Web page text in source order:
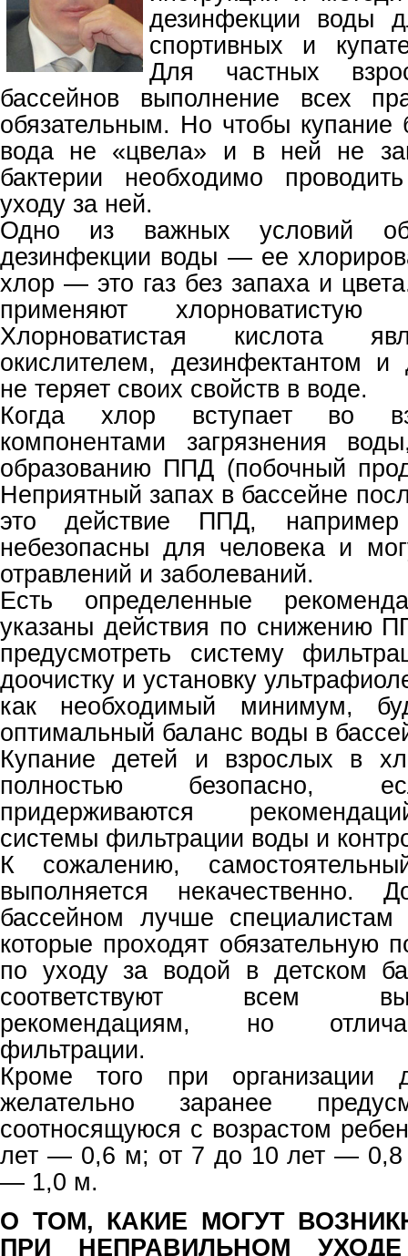
дезинфекции воды
спортивных и
Для частных
бассейнов выполнение всех
обязательным. Но чтобы
вода не «цвела» и в ней не
бактерии необходимо
уходу за ней.
Одно из важных условий
дезинфекции воды — ее
хлор — это газ без запаха и
применяют хлорноватистую
Хлорноватистая кислота
окислителем, дезинфектантом и
не теряет своих свойств в воде.
Когда хлор вступает во
компонентами загрязнения
образованию ППД (побочный
Неприятный запах в бассейне
это действие ППД,
небезопасны для человека и
отравлений и заболеваний.
Есть определенные
указаны действия по снижению
предусмотреть систему
доочистку и установку
как необходимый минимум,
оптимальный баланс воды в
Купание детей и взрослых в
полностью безопасно,
придерживаются
системы фильтрации воды и
К сожалению,
выполняется некачественно.
бассейном лучше
которые проходят обязательную
по уходу за водой в детском
соответствуют всем
рекомендациям, но
фильтрации.
Кроме того при организации
желательно заранее
соотносящуюся с возрастом
лет — 0,6 м; от 7 до 10 лет — 0,8
— 1,0 м.
О ТОМ, КАКИЕ МОГУТ
ПРИ НЕПРАВИЛЬНОМ